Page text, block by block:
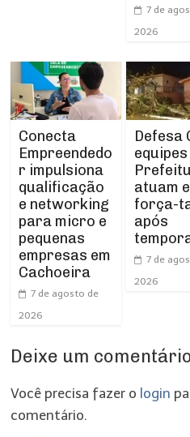
7 de
2026
Conecta
Empreendedo
r impulsiona
qualificação
e networking
para micro e
pequenas
empresas em
Cachoeira
7 de agosto de
2026
Defesa
atuam
força-
após
7 de
2026
Deixe um
Você precisa fazer o login
comentário.